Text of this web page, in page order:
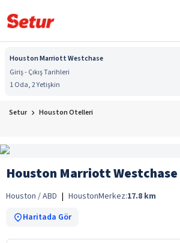
Houston Marriott Westchase
Giriş - Çıkış Tarihleri
1 Oda, 2 Yetişkin
Setur Houston Otelleri
Houston Marriott Westchase
Houston / ABD | HoustonMerkez:17.8 km
Haritada Gör